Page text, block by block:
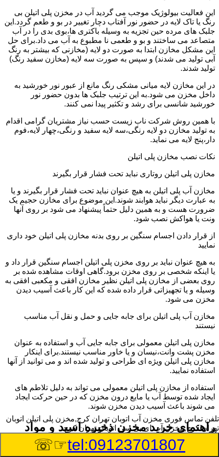
این فعالیت بیولوژیک موجب می گردید آب در مخزن پلی اتیلن بی
رنگ یا تاک لایه در حضور نور آفتاب دچار تغییر در بو و طعم گردد.این
جلبک های مرده حین تجزیه به وسیله باکتری ها،بوی بدی را در آب
متصاعد می ساختند و بو و طعمی نا مطبوع به آب می داد.برای حل
این مشکل مخازن ابتدا به صورت دو لایه (مخازنی که بیشتر به رنگ
آبی تولید می شدند) و سپس به صورت سه لایه (مخازن سفید رنگ)
تولید شدند.
در این مخازن لایه میانی مشکی رنگ مانع از عبور نور خورشید به
داخل مخزن می شود.به این ترتیب جلبک ها بدون حضور نور
خورشید شانسی برای رشد و تکثیر پیدا نمی کنند.
با همین روش شرکت ناب زیست حسب نیاز مشتریان گرامی اقدام
به تولید مخازن دو لایه رنگی،سه لایه سفید و رنگی،چهار لایه،فوم
دار،پنج لایه می نماید.
نکات نصب مخازن پلی اتیلن
مخازن پلی اتیلن روتاری نباید تحت فشار قرار بگیرند
مخازن آب پلی اتیلن به هیچ عنوان نباید تحت فشار قرار بگیرند و یا
به عبارت دیگر نباید هوابند شوند.این موضوع برای مخازن حجیم یک
ضرورت هست و به همین دلیل حتماً پیشنهاد می شود بر روی آنها
ونت یا هواکش نصب شود.
از قرار دادن اجسام سنگین بر روی بدنه مخازن پلی اتیلن خود داری
نمایید
به هیچ عنوان نباید بر روی مخزن پلی اتیلن اجسام سنگین قرار داد و
یا اینکه شخصی بر روی مخزن برود.گاهی اوقات مشاهده شده بر
روی بعضی از مخازن پلی اتیلن نظیر مخازن افقی و مکعبی افقی به
وسیله و یا تجهیزاتی قرار داده شده که این کار باعث آسیب دیدن
مخزن می شود.
مخازن آب پلی اتیلن برای جابه جایی و حمل و نقل آب مناسب
نیستند
مخازن پلی اتیلن معمولی برای جابه جایی آب و استفاده به عنوان
مخزن پشت وانت،نیسان و یا خاور مناسب نیستند.برای اینکار
مخازن پلی اتیلن ویژه ای طراحی و تولید شده اند و می توانید از آنها
استفاده نمایید.
استفاده از مخازن پلی اتیلن معمولی می تواند به دلیل تلاطم های
ایجاد شده توسط آب یا مایع درون مخزن که در حین حرکت ایجاد
می شوند باعث آسیب دیدن مخزن شوند.
راهنمای خرید مخزن ذخیره اسید و مواد
شیمیایی خورنده در اتوبان تهران کرج
تلفن تماس فوری مخزن آب اتوبان تهران کرج,مخزن پلی اتیلن اتوبان
تهران کرج,مخزن آب ای بی سی اتوبان تهران کرج
tel:09123701807
☞☏